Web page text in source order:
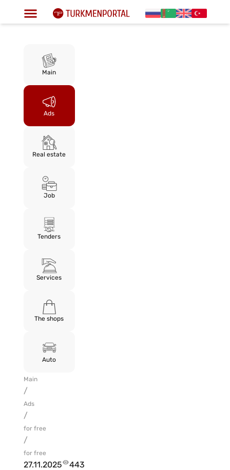
Main
Ads
Real estate
Job
Tenders
Services
The shops
Auto
Main
/
Ads
/
for free
/
for free
27.11.2025 443